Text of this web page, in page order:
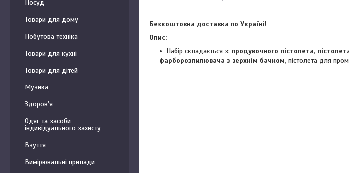
Безкоштовна доставка по Україні!
Опис:
Набір складається з: продувочного пістолета,
фарборозпилювача з верхнім бачком, пістолета для
Посуд
Товари для дому
Побутова техніка
Товари для кухні
Товари для дітей
Музика
Здоров'я
Одяг та засоби
індивідуального захисту
Взуття
Вимірювальні прилади